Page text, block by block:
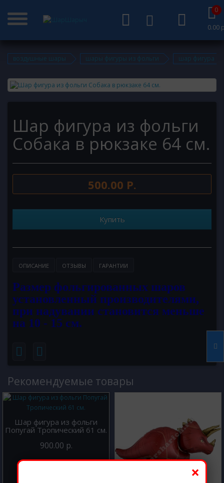
0
0.00
воздушные шары шары фигуры из фольги шар фигура из
Шар фигура из фольги
Собака в рюкзаке 64 см.
500.00 Р.
Купить
ОПИСАНИЕ ОТЗЫВЫ ГАРАНТИИ
Размер фольгированных шаров
установленный производителями,
при надувании становится меньше
на 10 - 15 см.
Рекомендуемые товары
Шар фигура из фольги
Попугай Тропический 61 см.
900.00 р.
×